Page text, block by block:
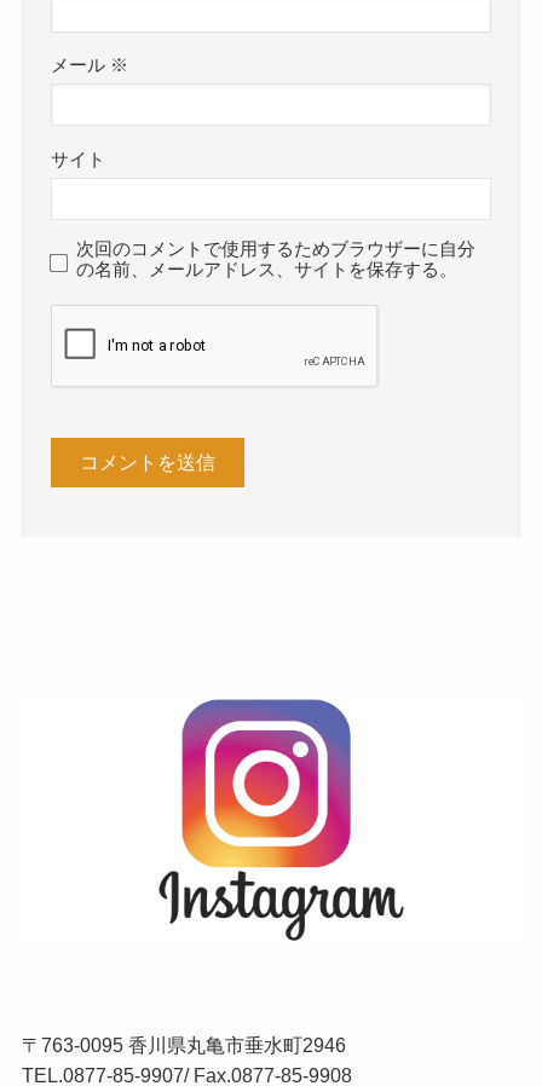
メール ※
サイト
次回のコメントで使用するためブラウザーに自分
の名前、メールアドレス、サイトを保存する。
〒763-0095 香川県丸亀市垂水町2946
TEL.0877-85-9907/ Fax.0877-85-9908